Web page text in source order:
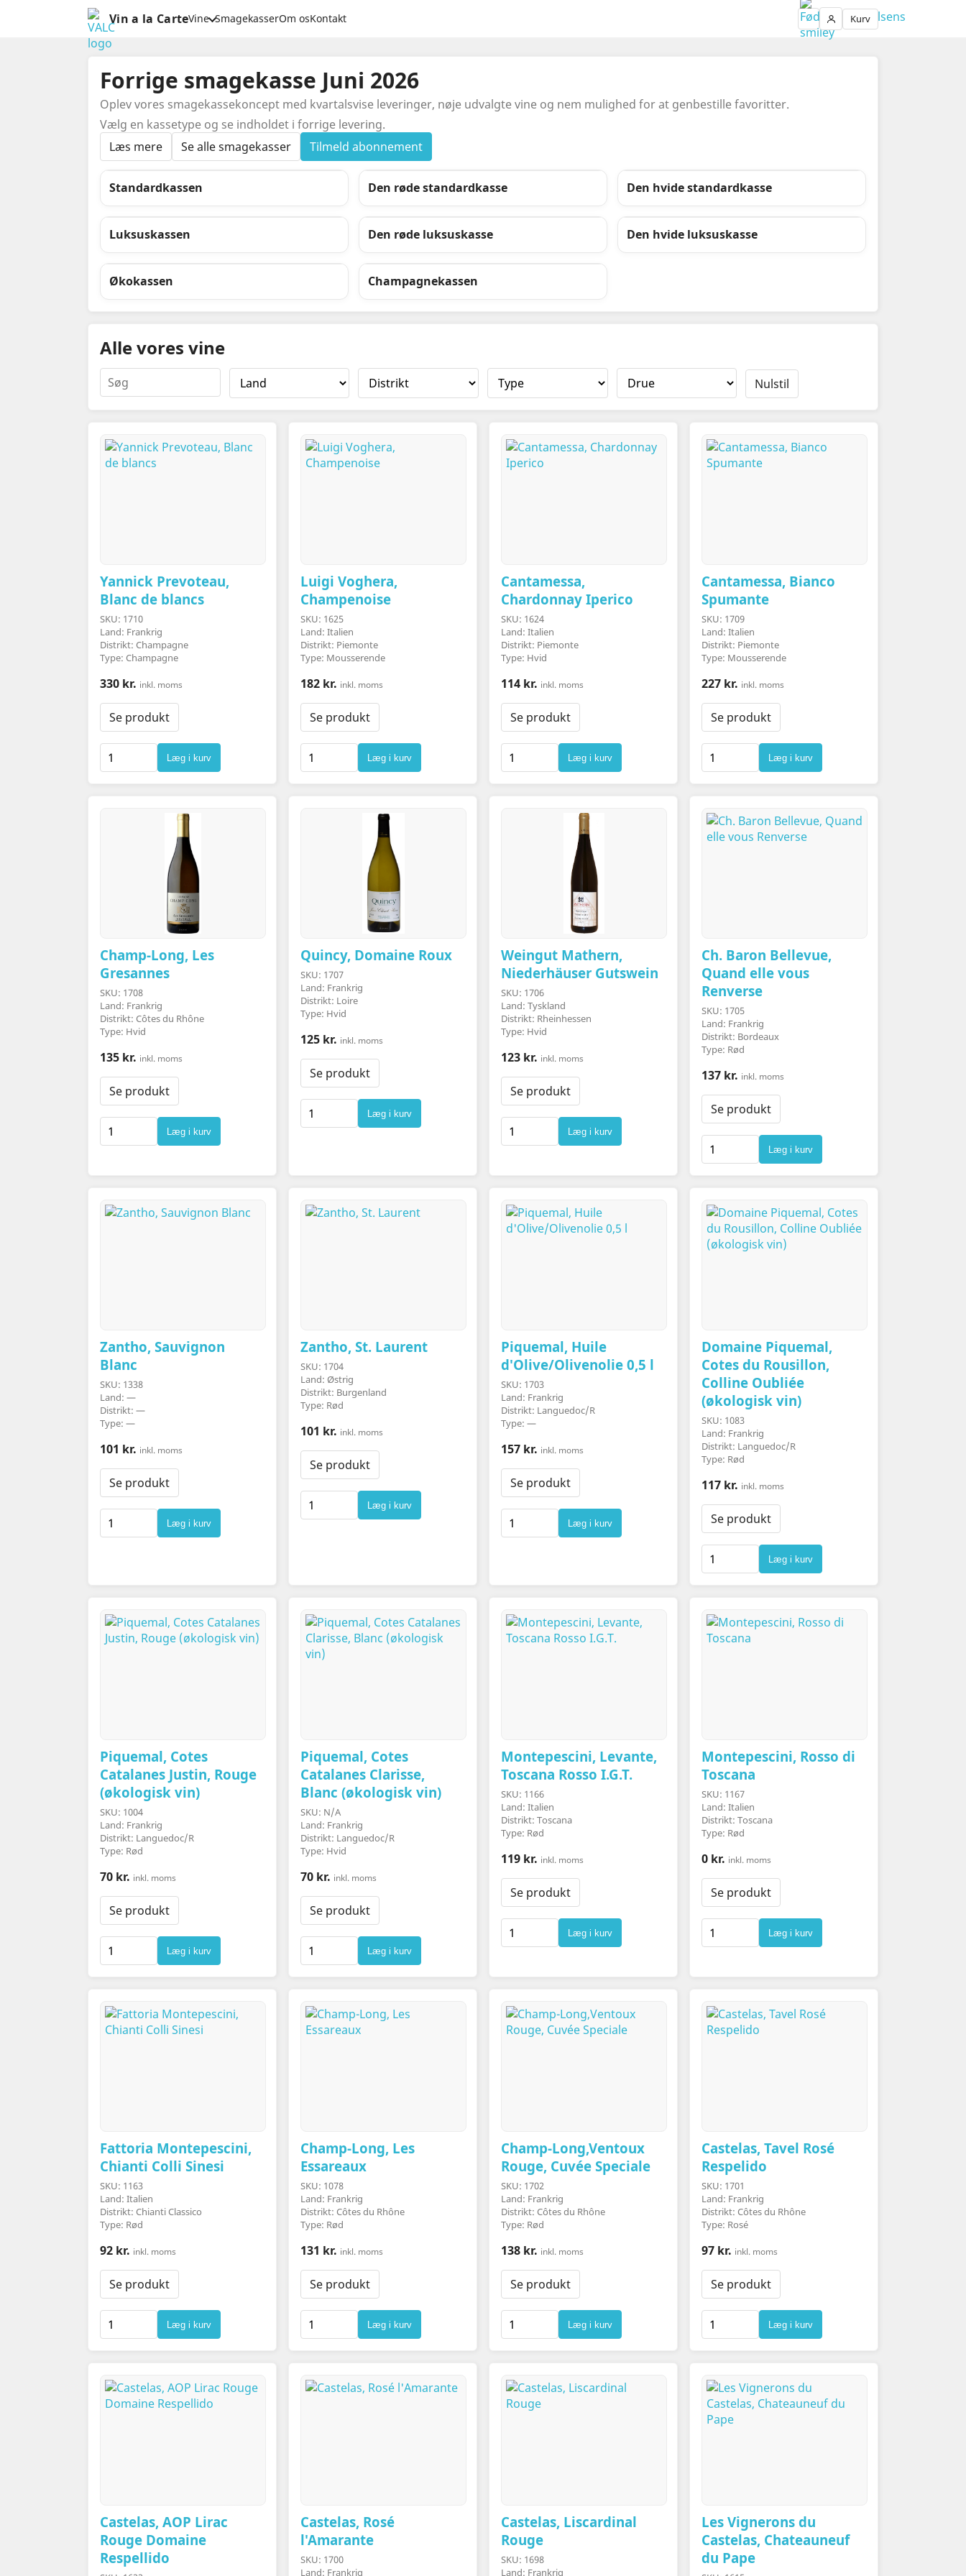
Vin a la CarteVine SmagekasserOm osKontakt LoginKurv
Forrige smagekasse Juni 2026
Oplev vores smagekassekoncept med kvartalsvise leveringer, nøje udvalgte vine og nem mulighed for at genbestille favoritter.
Vælg en kassetype og se indholdet i forrige levering.
Læs mere
Se alle smagekasser Tilmeld abonnement
Standardkassen Den røde standardkasse Den hvide standardkasse
Luksuskassen Den røde luksuskasse Den hvide luksuskasse
Økokassen Champagnekassen
Alle vores vine
Nulstil
Yannick Prevoteau,
Blanc de blancs
SKU: 1710
Land: Frankrig
Distrikt: Champagne
Type: Champagne
330 kr. inkl. moms
Se produkt
Læg i kurv
Luigi Voghera,
Champenoise
SKU: 1625
Land: Italien
Distrikt: Piemonte
Type: Mousserende
182 kr. inkl. moms
Se produkt
Læg i kurv
Cantamessa,
Chardonnay Iperico
SKU: 1624
Land: Italien
Distrikt: Piemonte
Type: Hvid
114 kr. inkl. moms
Se produkt
Læg i kurv
Cantamessa, Bianco
Spumante
SKU: 1709
Land: Italien
Distrikt: Piemonte
Type: Mousserende
227 kr. inkl. moms
Se produkt
Læg i kurv
Champ-Long, Les
Gresannes
SKU: 1708
Land: Frankrig
Distrikt: Côtes du Rhône
Type: Hvid
135 kr. inkl. moms
Se produkt
Læg i kurv
Quincy, Domaine Roux
SKU: 1707
Land: Frankrig
Distrikt: Loire
Type: Hvid
125 kr. inkl. moms
Se produkt
Læg i kurv
Weingut Mathern,
Niederhäuser Gutswein
SKU: 1706
Land: Tyskland
Distrikt: Rheinhessen
Type: Hvid
123 kr. inkl. moms
Se produkt
Læg i kurv
Ch. Baron Bellevue,
Quand elle vous
Renverse
SKU: 1705
Land: Frankrig
Distrikt: Bordeaux
Type: Rød
137 kr. inkl. moms
Se produkt
Læg i kurv
Zantho, Sauvignon
Blanc
SKU: 1338
Land: —
Distrikt: —
Type: —
101 kr. inkl. moms
Se produkt
Læg i kurv
Zantho, St. Laurent
SKU: 1704
Land: Østrig
Distrikt: Burgenland
Type: Rød
101 kr. inkl. moms
Se produkt
Læg i kurv
Piquemal, Huile
d'Olive/Olivenolie 0,5 l
SKU: 1703
Land: Frankrig
Distrikt: Languedoc/R
Type: —
157 kr. inkl. moms
Se produkt
Læg i kurv
Domaine Piquemal,
Cotes du Rousillon,
Colline Oubliée
(økologisk vin)
SKU: 1083
Land: Frankrig
Distrikt: Languedoc/R
Type: Rød
117 kr. inkl. moms
Se produkt
Læg i kurv
Piquemal, Cotes
Catalanes Justin, Rouge
(økologisk vin)
SKU: 1004
Land: Frankrig
Distrikt: Languedoc/R
Type: Rød
70 kr. inkl. moms
Se produkt
Læg i kurv
Piquemal, Cotes
Catalanes Clarisse,
Blanc (økologisk vin)
SKU: N/A
Land: Frankrig
Distrikt: Languedoc/R
Type: Hvid
70 kr. inkl. moms
Se produkt
Læg i kurv
Montepescini, Levante,
Toscana Rosso I.G.T.
SKU: 1166
Land: Italien
Distrikt: Toscana
Type: Rød
119 kr. inkl. moms
Se produkt
Læg i kurv
Montepescini, Rosso di
Toscana
SKU: 1167
Land: Italien
Distrikt: Toscana
Type: Rød
0 kr. inkl. moms
Se produkt
Læg i kurv
Fattoria Montepescini,
Chianti Colli Sinesi
SKU: 1163
Land: Italien
Distrikt: Chianti Classico
Type: Rød
92 kr. inkl. moms
Se produkt
Læg i kurv
Champ-Long, Les
Essareaux
SKU: 1078
Land: Frankrig
Distrikt: Côtes du Rhône
Type: Rød
131 kr. inkl. moms
Se produkt
Læg i kurv
Champ-Long,Ventoux
Rouge, Cuvée Speciale
SKU: 1702
Land: Frankrig
Distrikt: Côtes du Rhône
Type: Rød
138 kr. inkl. moms
Se produkt
Læg i kurv
Castelas, Tavel Rosé
Respelido
SKU: 1701
Land: Frankrig
Distrikt: Côtes du Rhône
Type: Rosé
97 kr. inkl. moms
Se produkt
Læg i kurv
Castelas, AOP Lirac
Rouge Domaine
Respellido
Castelas, Rosé
l'Amarante
SKU: 1700
Land: Frankrig
Castelas, Liscardinal
Rouge
SKU: 1698
Land: Frankrig
Les Vignerons du
Castelas, Chateauneuf
du Pape